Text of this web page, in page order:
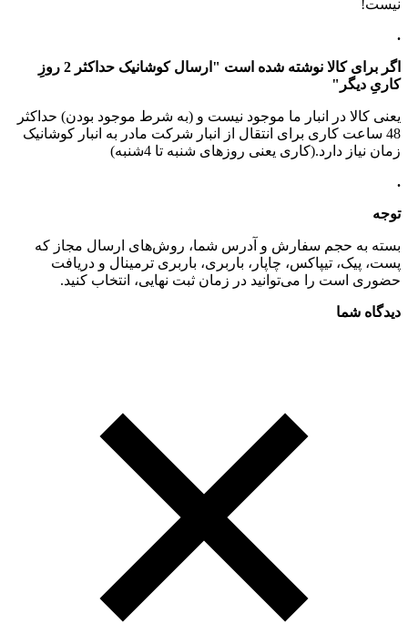
نیست!
.
اگر برای کالا نوشته شده است "ارسال کوشانیک حداکثر 2 روزِ
کاریِ دیگر"
یعنی کالا در انبار ما موجود نیست و (به شرط موجود بودن) حداکثر
48 ساعت کاری برای انتقال از انبار شرکت مادر به انبار کوشانیک
زمان نیاز دارد.(کاری یعنی روزهای شنبه تا 4شنبه)
.
توجه
بسته به حجم سفارش و آدرس شما، روش‌های ارسال مجاز که
پست، پیک، تیپاکس، چاپار، باربری، باربری ترمینال و دریافت
حضوری است را می‌توانید در زمان ثبت نهایی، انتخاب کنید.
دیدگاه شما